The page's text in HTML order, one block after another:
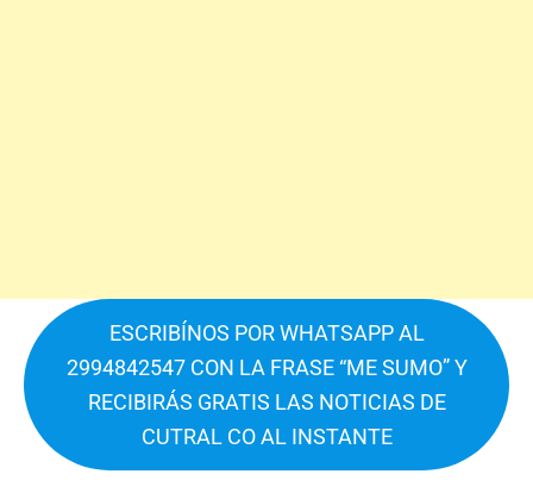
ESCRIBÍNOS POR WHATSAPP AL
2994842547 CON LA FRASE “ME SUMO” Y
RECIBIRÁS GRATIS LAS NOTICIAS DE
CUTRAL CO AL INSTANTE